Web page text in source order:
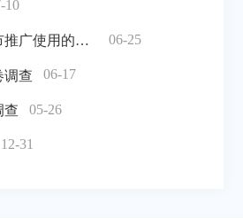
10
关于推动《中华民族共同体概论》教材在我市推广使用的网上调查 06-25
调查 06-17
查 05-26
12-31